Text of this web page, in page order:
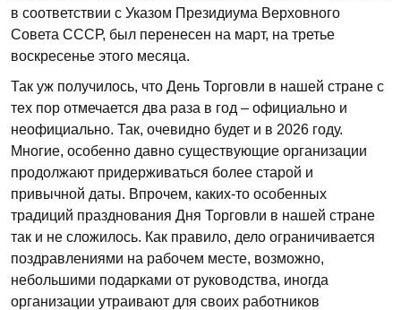
в соответствии с Указом Президиума Верховного
Совета СССР, был перенесен на март, на третье
воскресенье этого месяца.
Так уж получилось, что День Торговли в нашей стране с
тех пор отмечается два раза в год – официально и
неофициально. Так, очевидно будет и в 2026 году.
Многие, особенно давно существующие организации
продолжают придерживаться более старой и
привычной даты. Впрочем, каких-то особенных
традиций празднования Дня Торговли в нашей стране
так и не сложилось. Как правило, дело ограничивается
поздравлениями на рабочем месте, возможно,
небольшими подарками от руководства, иногда
организации утраивают для своих работников